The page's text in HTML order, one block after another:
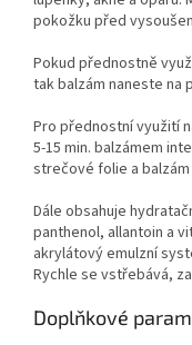
pokožku před
Pokud přednostně
tak balzám naneste na
Pro přednostní využití
5-15 min. balzámem
strečové folie a
Dále obsahuje
panthenol, allantoin a
akrylátový emulzní
Rychle se vstřebává,
Doplňkové